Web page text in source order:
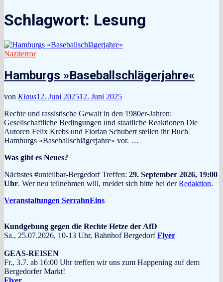
Schlagwort: Lesung
Naziterror
Hamburgs »Baseballschlägerjahre«
von Klaus12. Juni 202512. Juni 2025
Rechte und rassistische Gewalt in den 1980er-Jahren:
Gesellschaftliche Bedingungen und staatliche Reaktionen Die
Autoren Felix Krebs und Florian Schubert stellen ihr Buch
Hamburgs »Baseballschlägerjahre« vor. …
Was gibt es Neues?
Nächstes #unteilbar-Bergedorf Treffen: 29. September 2026, 19:00
Uhr. Wer neu teilnehmen will, meldet sich bitte bei derRedaktion.
Veranstaltungen SerrahnEins
Kundgebung gegen die Rechte Hetze der AfD
Sa., 25.07.2026, 10-13 Uhr, Bahnhof BergedorfFlyer
GEAS-REISEN
Fr., 3.7. ab 16:00 Uhr treffen wir uns zum Happening auf dem
Bergedorfer Markt!
Flyer